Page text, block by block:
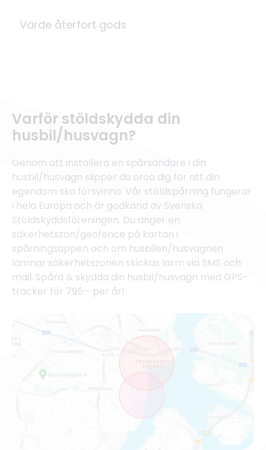
Värde återfört gods
Varför stöldskydda din
husbil/husvagn?
Genom att installera en spårsändare i din
husbil/husvagn slipper du oroa dig för att din
egendom ska försvinna. Vår stöldspårning fungerar
i hela Europa och är godkänd av Svenska
Stöldskyddsföreningen. Du anger en
säkerhetszon/geofence på kartan i
spårningsappen och om husbilen/husvagnen
lämnar säkerhetszonen skickas larm via SMS och
mail. Spåra & skydda din husbil/husvagn med GPS-
tracker för 795:- per år!